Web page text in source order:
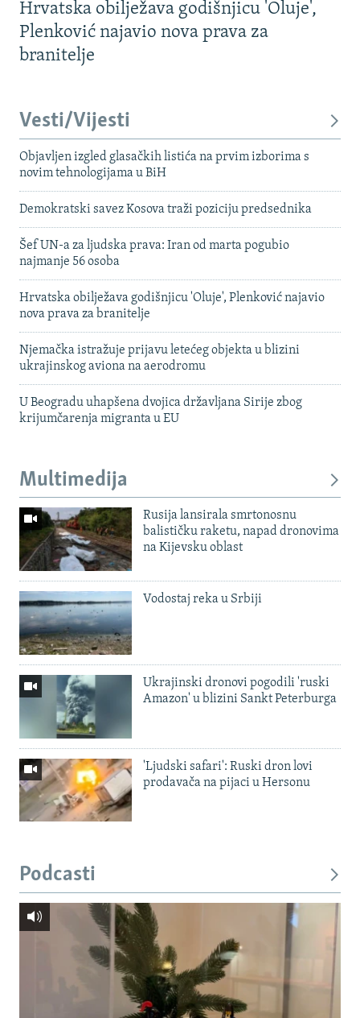
Hrvatska obilježava godišnjicu 'Oluje',
Plenković najavio nova prava za
branitelje
Vesti/Vijesti
Objavljen izgled glasačkih listića na prvim izborima s
novim tehnologijama u BiH
Demokratski savez Kosova traži poziciju predsednika
Šef UN-a za ljudska prava: Iran od marta pogubio
najmanje 56 osoba
Hrvatska obilježava godišnjicu 'Oluje', Plenković najavio
nova prava za branitelje
Njemačka istražuje prijavu letećeg objekta u blizini
ukrajinskog aviona na aerodromu
U Beogradu uhapšena dvojica državljana Sirije zbog
krijumčarenja migranta u EU
Multimedija
Rusija lansirala smrtonosnu
balističku raketu, napad dronovima
na Kijevsku oblast
Vodostaj reka u Srbiji
Ukrajinski dronovi pogodili 'ruski
Amazon' u blizini Sankt Peterburga
'Ljudski safari': Ruski dron lovi
prodavača na pijaci u Hersonu
Podcasti